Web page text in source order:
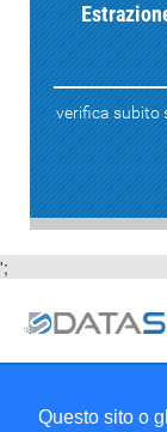
Questo sito o
verifica subito
';